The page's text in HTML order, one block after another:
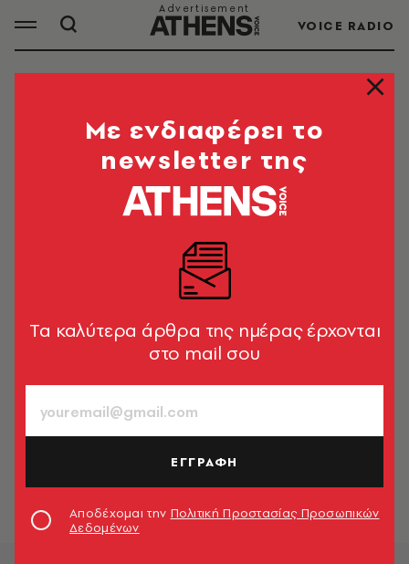
VOICE RADIO
ΟΛΑ ΤΑ ΑΡΘΡΑ ΤΟΥ TAG
FASHION
το στρίφωμα 15 πόντους και έκανε
μόδα τη μίνι φούστα
SHOPPING
Balloon mini φούστες: Τα σχέδια
που ξεχωρίσαμε στην αγορά
Look Team
Mε ενδιαφέρει το
newsletter της
Tα καλύτερα άρθρα της ημέρας έρχονται
στο mail σου
ΕΓΓΡΑΦΗ
Αποδέχομαι την Πολιτική Προστασίας Προσωπικών
Δεδομένων